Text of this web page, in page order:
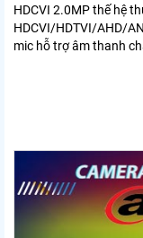
HDCVI 2.0MP thế hệ
HDCVI/HDTVI/AHD/
mic hỗ trợ âm thanh